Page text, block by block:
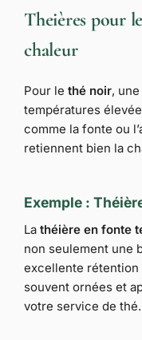
Theières pour
chaleur
Pour le thé noir,
températures
comme la fonte ou
retiennent bien la
Exemple :
La théière en fonte
non seulement une
excellente rétention
souvent ornées et
votre service de thé.